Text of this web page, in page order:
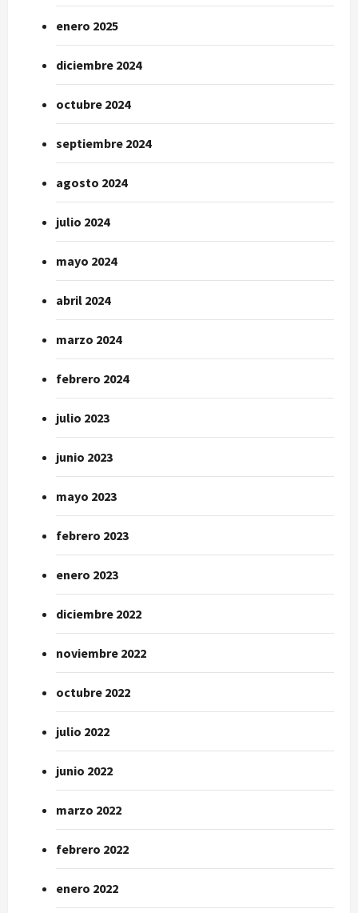
enero 2025
diciembre 2024
octubre 2024
septiembre 2024
agosto 2024
julio 2024
mayo 2024
abril 2024
marzo 2024
febrero 2024
julio 2023
junio 2023
mayo 2023
febrero 2023
enero 2023
diciembre 2022
noviembre 2022
octubre 2022
julio 2022
junio 2022
marzo 2022
febrero 2022
enero 2022